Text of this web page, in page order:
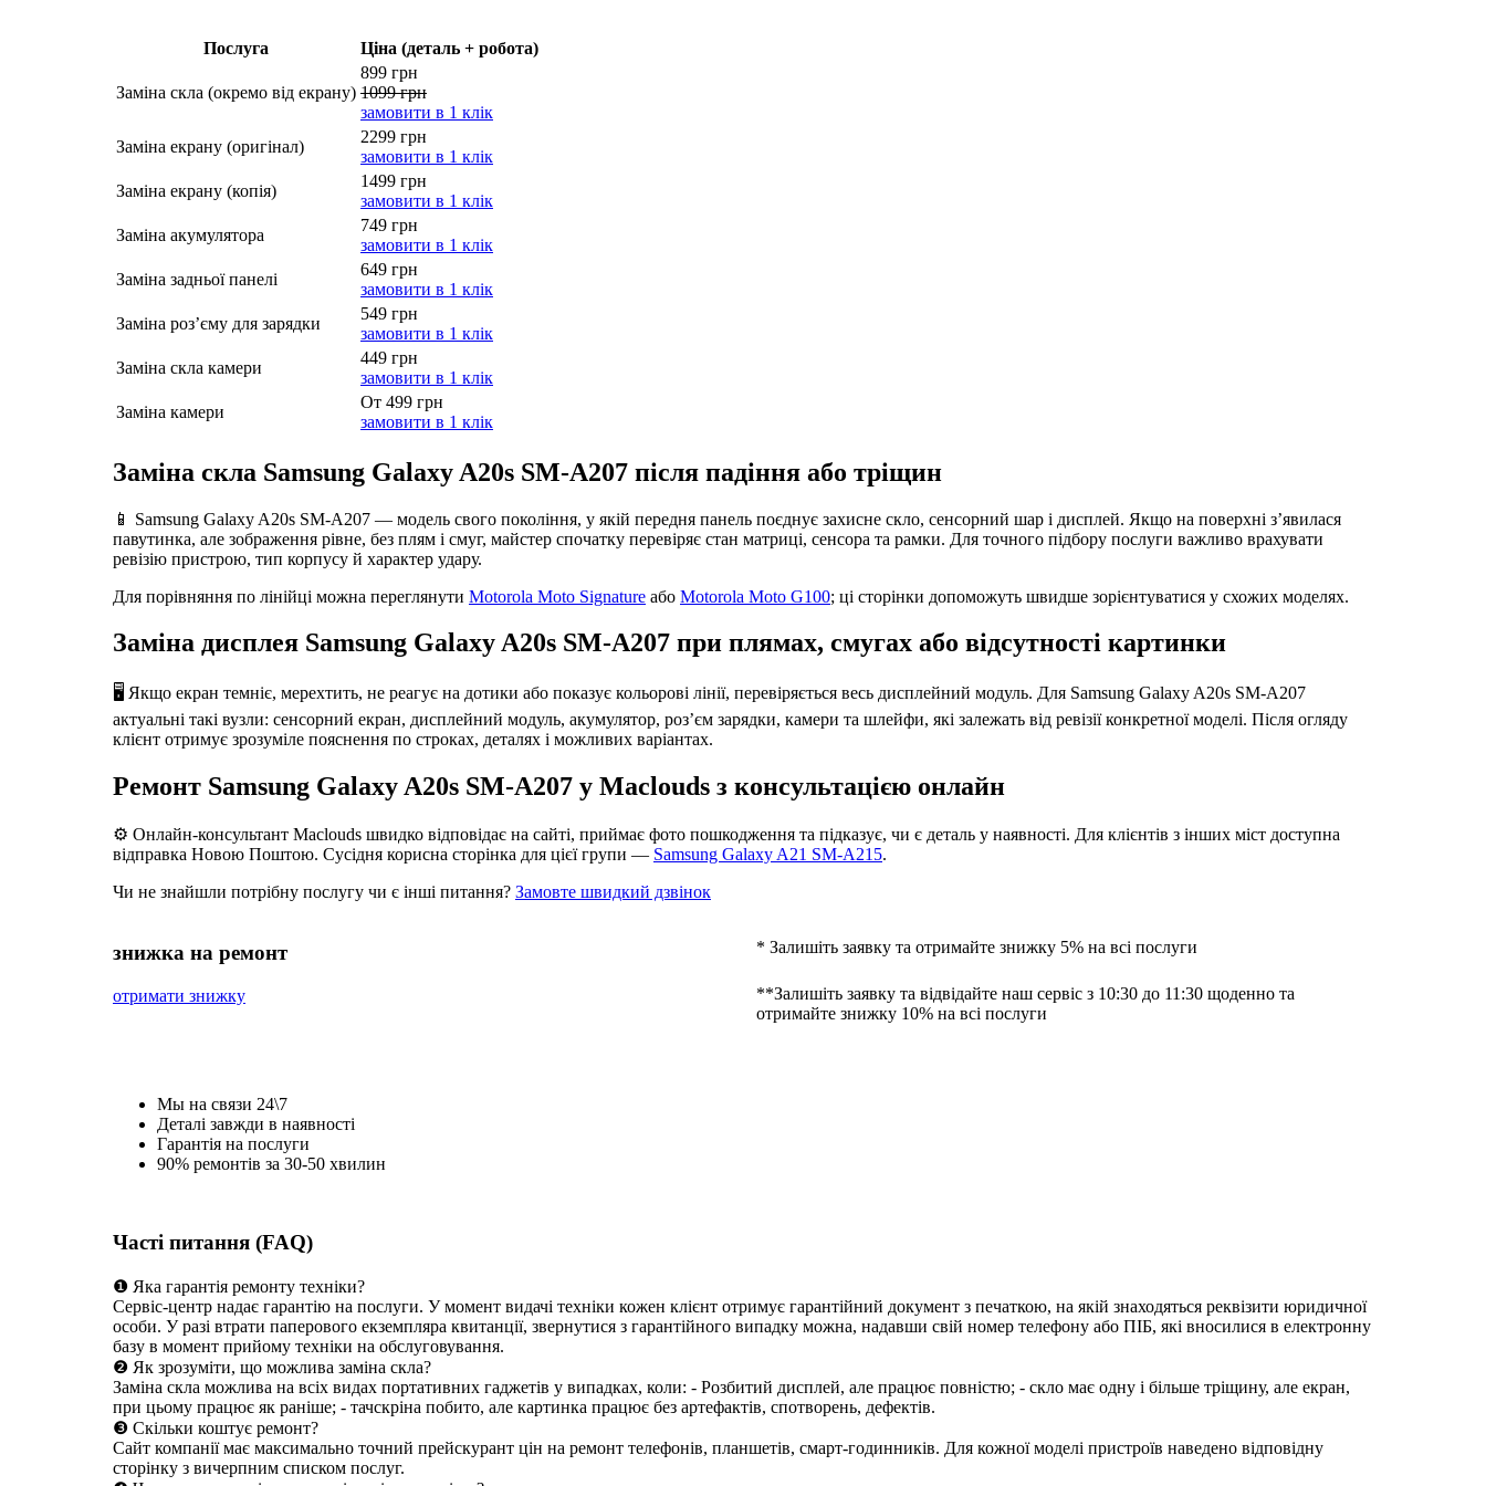
Послуга Ціна (деталь + робота)
Заміна скла (окремо від екрану)
899 грн
1099 грн
замовити в 1 клік
Заміна екрану (оригінал)
2299 грн
замовити в 1 клік
Заміна екрану (копія)
1499 грн
замовити в 1 клік
Заміна акумулятора
749 грн
замовити в 1 клік
Заміна задньої панелі
649 грн
замовити в 1 клік
Заміна роз’єму для зарядки
549 грн
замовити в 1 клік
Заміна скла камери
449 грн
замовити в 1 клік
Заміна камери
От 499 грн
замовити в 1 клік
Заміна скла Samsung Galaxy A20s SM-A207 після падіння або тріщин
📱 Samsung Galaxy A20s SM-A207 — модель свого покоління, у якій передня панель поєднує захисне скло, сенсорний шар і дисплей. Якщо на поверхні з’явилася
павутинка, але зображення рівне, без плям і смуг, майстер спочатку перевіряє стан матриці, сенсора та рамки. Для точного підбору послуги важливо врахувати
ревізію пристрою, тип корпусу й характер удару.
Для порівняння по лінійці можна переглянути Motorola Moto Signature або Motorola Moto G100; ці сторінки допоможуть швидше зорієнтуватися у схожих моделях.
Заміна дисплея Samsung Galaxy A20s SM-A207 при плямах, смугах або відсутності картинки
🖥️ Якщо екран темніє, мерехтить, не реагує на дотики або показує кольорові лінії, перевіряється весь дисплейний модуль. Для Samsung Galaxy A20s SM-A207
актуальні такі вузли: сенсорний екран, дисплейний модуль, акумулятор, роз’єм зарядки, камери та шлейфи, які залежать від ревізії конкретної моделі. Після огляду
клієнт отримує зрозуміле пояснення по строках, деталях і можливих варіантах.
Ремонт Samsung Galaxy A20s SM-A207 у Maclouds з консультацією онлайн
⚙️ Онлайн-консультант Maclouds швидко відповідає на сайті, приймає фото пошкодження та підказує, чи є деталь у наявності. Для клієнтів з інших міст доступна
відправка Новою Поштою. Сусідня корисна сторінка для цієї групи — Samsung Galaxy A21 SM-A215.
Чи не знайшли потрібну послугу чи є інші питання? Замовте швидкий дзвінок
знижка на ремонт
отримати знижку
* Залишіть заявку та отримайте знижку 5% на всі послуги
**Залишіть заявку та відвідайте наш сервіс з 10:30 до 11:30 щоденно та
отримайте знижку 10% на всі послуги
Мы на связи 24\7
Деталі завжди в наявності
Гарантія на послуги
90% ремонтів за 30-50 хвилин
Часті питання (FAQ)
❶ Яка гарантія ремонту техніки?
Сервіс-центр надає гарантію на послуги. У момент видачі техніки кожен клієнт отримує гарантійний документ з печаткою, на якій знаходяться реквізити юридичної
особи. У разі втрати паперового екземпляра квитанції, звернутися з гарантійного випадку можна, надавши свій номер телефону або ПІБ, які вносилися в електронну
базу в момент прийому техніки на обслуговування.
❷ Як зрозуміти, що можлива заміна скла?
Заміна скла можлива на всіх видах портативних гаджетів у випадках, коли: - Розбитий дисплей, але працює повністю; - скло має одну і більше тріщину, але екран,
при цьому працює як раніше; - тачскріна побито, але картинка працює без артефактів, спотворень, дефектів.
❸ Скільки коштує ремонт?
Сайт компанії має максимально точний прейскурант цін на ремонт телефонів, планшетів, смарт-годинників. Для кожної моделі пристроїв наведено відповідну
сторінку з вичерпним списком послуг.